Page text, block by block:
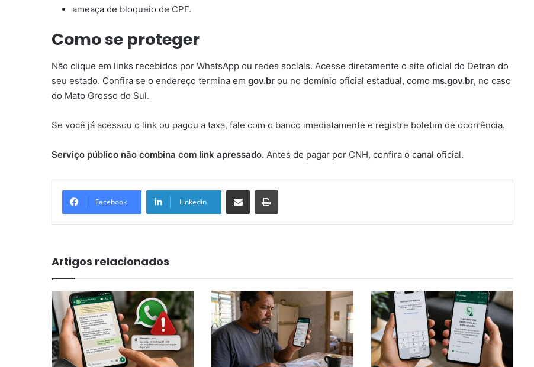
ameaça de bloqueio de CPF.
Como se proteger
Não clique em links recebidos por WhatsApp ou redes sociais. Acesse diretamente o site oficial do Detran do
seu estado. Confira se o endereço termina em gov.br ou no domínio oficial estadual, como ms.gov.br, no caso
do Mato Grosso do Sul.
Se você já acessou o link ou pagou a taxa, fale com o banco imediatamente e registre boletim de ocorrência.
Serviço público não combina com link apressado. Antes de pagar por CNH, confira o canal oficial.
Facebook Linkedin
Artigos relacionados